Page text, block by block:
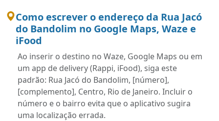
Como escrever o endereço da Rua Jacó
do Bandolim no Google Maps, Waze e
iFood
Ao inserir o destino no Waze, Google Maps ou em
um app de delivery (Rappi, iFood), siga este
padrão: Rua Jacó do Bandolim, [número],
[complemento], Centro, Rio de Janeiro. Incluir o
número e o bairro evita que o aplicativo sugira
uma localização errada.